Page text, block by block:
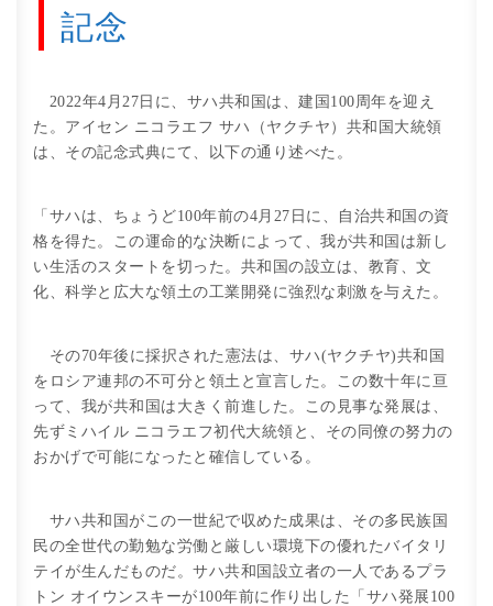
記念
2022年4月27日に、サハ共和国は、建国100周年を迎え
た。アイセン ニコラエフ サハ（ヤクチヤ）共和国大統領
は、その記念式典にて、以下の通り述べた。
「サハは、ちょうど100年前の4月27日に、自治共和国の資
格を得た。この運命的な決断によって、我が共和国は新し
い生活のスタートを切った。共和国の設立は、教育、文
化、科学と広大な領土の工業開発に強烈な刺激を与えた。
その70年後に採択された憲法は、サハ(ヤクチヤ)共和国
をロシア連邦の不可分と領土と宣言した。この数十年に亘
って、我が共和国は大きく前進した。この見事な発展は、
先ずミハイル ニコラエフ初代大統領と、その同僚の努力の
おかげで可能になったと確信している。
サハ共和国がこの一世紀で収めた成果は、その多民族国
民の全世代の勤勉な労働と厳しい環境下の優れたバイタリ
テイが生んだものだ。サハ共和国設立者の一人であるプラ
トン オイウンスキーが100年前に作り出した「サハ発展100